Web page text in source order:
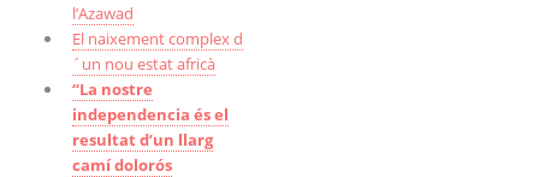
l’Azawad
El naixement complex d
´un nou estat africà
“La nostre
independencia és el
resultat d’un llarg
camí dolorós